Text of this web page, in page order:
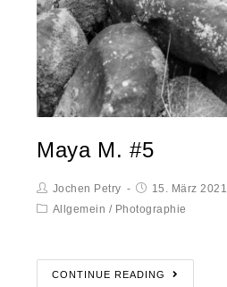
Maya M. #5
Jochen Petry
15. März 2021
Allgemein / Photographie
CONTINUE READING